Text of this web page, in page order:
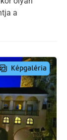
a
Képgaléria